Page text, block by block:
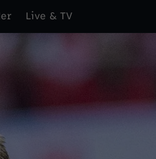
Live & TV